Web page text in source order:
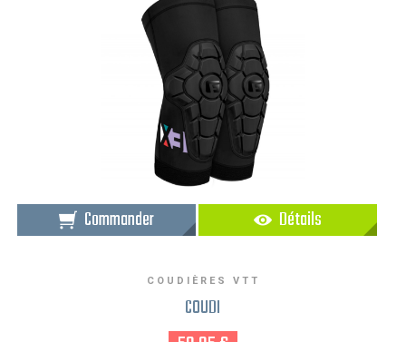
Commander Détails
COUDIÈRES VTT
COUDI